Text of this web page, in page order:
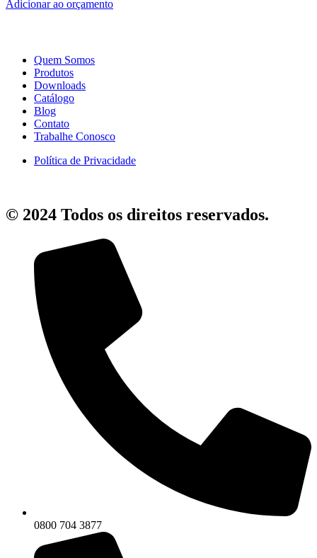
Adicionar ao orçamento
Quem Somos
Produtos
Downloads
Catálogo
Blog
Contato
Trabalhe Conosco
Política de Privacidade
© 2024 Todos os direitos reservados.
0800 704 3877